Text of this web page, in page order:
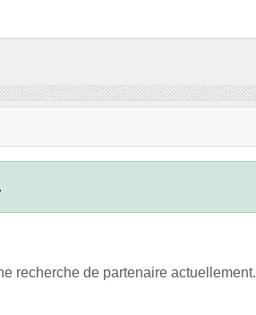
recherche de partenaire actuellement.